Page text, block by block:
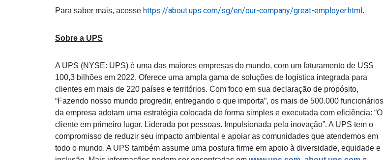
Para saber mais, acesse https://about.ups.com/sg/en/our-company/great-employer.html.
Sobre a UPS
A UPS (NYSE: UPS) é uma das maiores empresas do mundo, com um faturamento de US$
100,3 bilhões em 2022. Oferece uma ampla gama de soluções de logística integrada para
clientes em mais de 220 países e territórios. Com foco em sua declaração de propósito,
“Fazendo nosso mundo progredir, entregando o que importa”, os mais de 500.000 funcionários
da empresa adotam uma estratégia colocada de forma simples e executada com eficiência: “O
cliente em primeiro lugar. Liderada por pessoas. Impulsionada pela inovação”. A UPS tem o
compromisso de reduzir seu impacto ambiental e apoiar as comunidades que atendemos em
todo o mundo. A UPS também assume uma postura firme em apoio à diversidade, equidade e